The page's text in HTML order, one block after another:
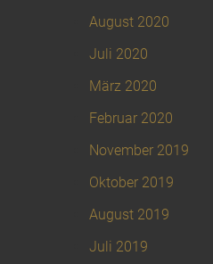
August 2020
Juli 2020
März 2020
Februar 2020
November 2019
Oktober 2019
August 2019
Juli 2019